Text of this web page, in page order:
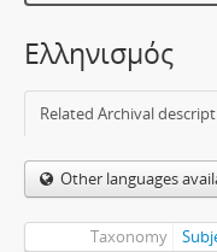
Ελληνισμός
Related Archival
Other languages
Taxonomy